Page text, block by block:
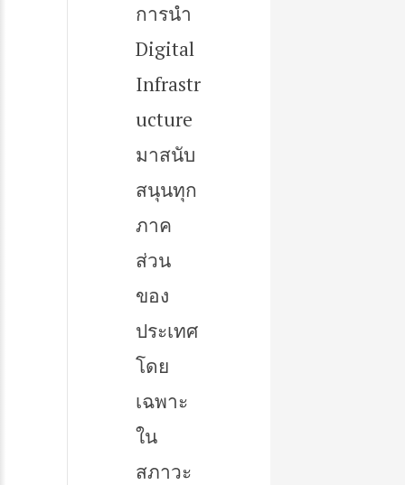
การนำ
Digital
Infrastr
ucture
มาสนับ
สนุนทุก
ภาค
ส่วน
ของ
ประเทศ
โดย
เฉพาะ
ใน
สภาวะ